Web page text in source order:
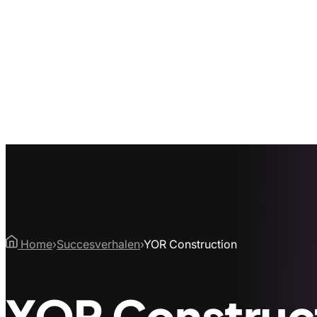
Home›Succesverhalen›YOR Construction